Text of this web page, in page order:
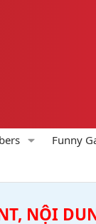
Funny
NỘI